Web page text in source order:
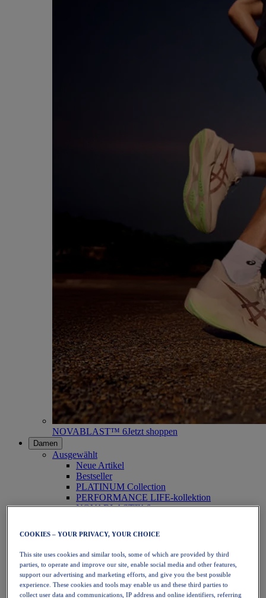
NOVABLAST™ 6Jetzt shoppen
Damen
Ausgewählt
Neue Artikel
Bestseller
PLATINUM Collection
PERFORMANCE LIFE-kollektion
NOVABLAST™ 6
Laufen
Trailrunning
Tennis
Volleyball
Handball
Padel
Korbball
COOKIES – YOUR PRIVACY, YOUR CHOICE
This site uses cookies and similar tools, some of which are provided by third
parties, to operate and improve our site, enable social media and other features,
support our advertising and marketing efforts, and give you the best possible
experience. These cookies and tools may enable us and these third parties to
collect user data and communications, IP address and online identifiers, referring